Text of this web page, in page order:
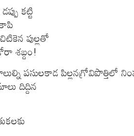
కట్టి
పుల్లతో
శబ్దం!
పసులకాడ పిల్లనగ్రోవిపొత్తిలో
దిద్దిన